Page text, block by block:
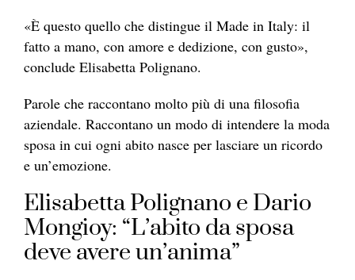
«È questo quello che distingue il Made in Italy: il
fatto a mano, con amore e dedizione, con gusto»,
conclude Elisabetta Polignano.
Parole che raccontano molto più di una filosofia
aziendale. Raccontano un modo di intendere la moda
sposa in cui ogni abito nasce per lasciare un ricordo
e un’emozione.
Elisabetta Polignano e Dario
Mongioy: “L’abito da sposa
deve avere un’anima”